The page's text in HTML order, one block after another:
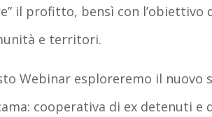
il profitto, bensì con l’obiettivo
e territori.
Webinaresploreremo il nuovo
: cooperativa di ex detenuti e